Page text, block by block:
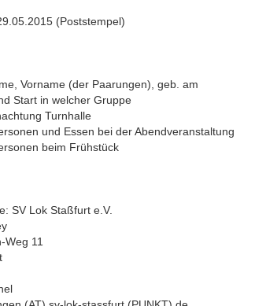
(Poststempel)
Vorname (der Paarungen), geb. am
Start in welcher Gruppe
Turnhalle
und Essen bei der Abendveranstaltung
beim Frühstück
SV Lok Staßfurt e.V.
Weg 11